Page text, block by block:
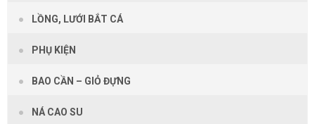
LỒNG, LƯỚI BẮT CÁ
PHỤ KIỆN
BAO CẦN – GIỎ ĐỰNG
NÁ CAO SU